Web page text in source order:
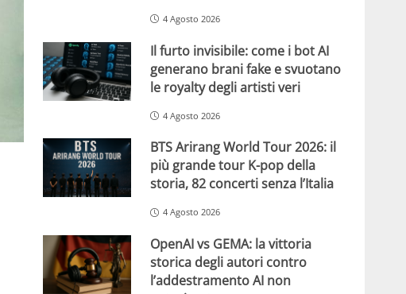
4 Agosto 2026
Il furto invisibile: come i bot AI
generano brani fake e svuotano
le royalty degli artisti veri
4 Agosto 2026
BTS Arirang World Tour 2026: il
più grande tour K-pop della
storia, 82 concerti senza l’Italia
4 Agosto 2026
OpenAI vs GEMA: la vittoria
storica degli autori contro
l’addestramento AI non